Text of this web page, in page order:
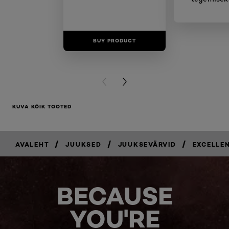
BUY PRODUCT
PREVIOUS CARD
NEXT CARD
KUVA KÕIK TOOTED
AVALEHT / JUUKSED / JUUKSEVÄRVID /
BECAUSE
YOU'RE